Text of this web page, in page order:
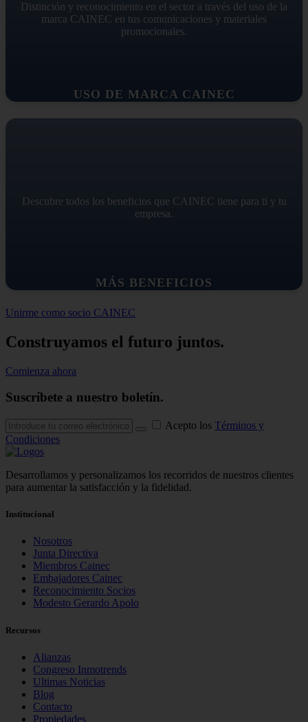
USO DE MARCA CAINEC
Distinción y reconocimiento en el sector a través del uso de la
marca CAINEC en tus comunicaciones y materiales
promocionales.
MÁS BENEFICIOS
Descubre todos los beneficios que CAINEC tiene para ti y tu
empresa.
Unirme como socio CAINEC
Construyamos el futuro juntos.
Comienza ahora
Suscríbete a nuestro boletín.
Acepto los Términos y
Condiciones
Desarrollamos y personalizamos los recorridos de nuestros clientes
para aumentar la satisfacción y la fidelidad.
Institucional
Nosotros
Junta Directiva
Miembros Cainec
Embajadores Cainec
Reconocimiento Socios
Modesto Gerardo Apolo
Recursos
Alianzas
Congreso Inmotrends
Ultimas Noticias
Blog
Contacto
Propiedades